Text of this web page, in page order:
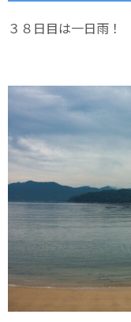
３８日目は一日雨！